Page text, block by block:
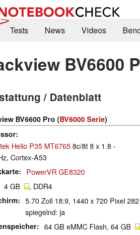
Tests
News Videos
BV6600
/ Datenblatt
BV6600 Pro (BV6000 Serie)
Helio P35 MT67658c/8t 8 x 1.8 -
Cortex-A53
PowerVR GE8320
4 GB , DDR4
5.70 Zoll 18:9, 1440 x 720 Pixel
spiegelnd: ja
64 GB eMMC Flash, 64 GB